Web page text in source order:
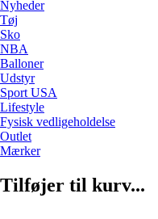
Nyheder
Tøj
Sko
NBA
Balloner
Udstyr
Sport USA
Lifestyle
Fysisk vedligeholdelse
Outlet
Mærker
Tilføjer til kurv...